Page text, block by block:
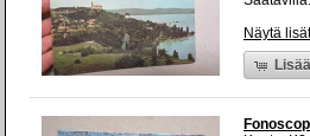
Näytä